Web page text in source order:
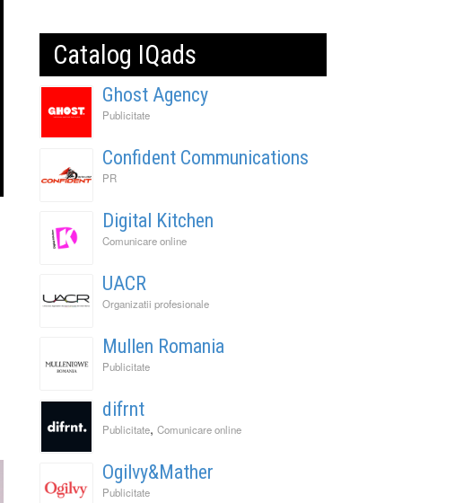
Catalog IQads
Ghost Agency
Publicitate
Confident Communications
PR
Digital Kitchen
Comunicare online
UACR
Organizatii profesionale
Mullen Romania
Publicitate
difrnt
Publicitate, Comunicare online
Ogilvy&Mather
Publicitate